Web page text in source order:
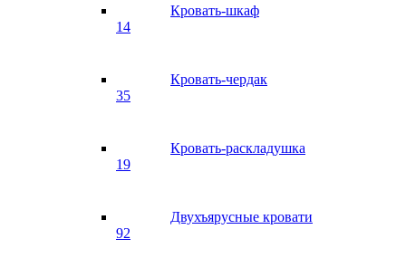
Кровать-шкаф
14
Кровать-чердак
35
Кровать-раскладушка
19
Двухъярусные кровати
92